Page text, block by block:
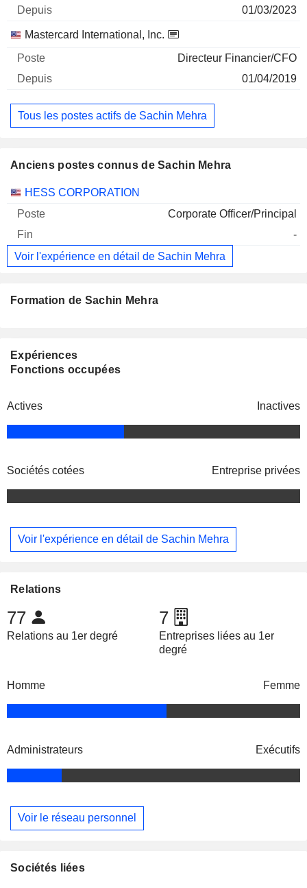
01/03/2023
Mastercard International, Inc.
Directeur Financier/CFO
01/04/2019
Tous les postes actifs de Sachin Mehra
Anciens postes connus de Sachin Mehra
Sociétés Poste Fin
HESS CORPORATION
Corporate Officer/Principal
-
Voir l'expérience en détail de Sachin Mehra
Formation de Sachin Mehra
Expériences
Fonctions occupées
Actives Inactives
Sociétés cotées Entreprise privées
Voir l'expérience en détail de Sachin Mehra
Relations
77
Relations au 1er degré
7
Entreprises liées au 1er
degré
Homme Femme
Administrateurs Exécutifs
Voir le réseau personnel
Sociétés liées